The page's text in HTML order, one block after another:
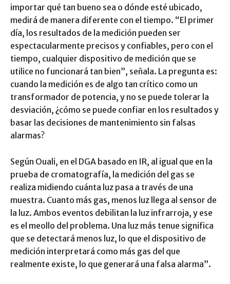
importar qué tan bueno sea o dónde esté ubicado,
medirá de manera diferente con el tiempo. “El primer
día, los resultados de la medición pueden ser
espectacularmente precisos y confiables, pero con el
tiempo, cualquier dispositivo de medición que se
utilice no funcionará tan bien”, señala. La pregunta es:
cuando la medición es de algo tan crítico como un
transformador de potencia, y no se puede tolerar la
desviación, ¿cómo se puede confiar en los resultados y
basar las decisiones de mantenimiento sin falsas
alarmas?
Según Ouali, en el DGA basado en IR, al igual que en la
prueba de cromatografía, la medición del gas se
realiza midiendo cuánta luz pasa a través de una
muestra. Cuanto más gas, menos luz llega al sensor de
la luz. Ambos eventos debilitan la luz infrarroja, y ese
es el meollo del problema. Una luz más tenue significa
que se detectará menos luz, lo que el dispositivo de
medición interpretará como más gas del que
realmente existe, lo que generará una falsa alarma”.